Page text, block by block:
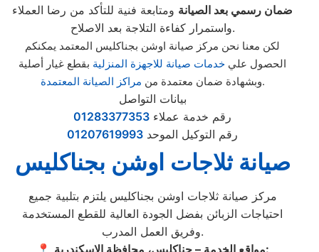
ضمان رسمي بعد الصيانة ومتابعة فنية للتأكد من رضا العملاء
واستمرار كفاءة التلاجة بعد الاصلاح.
لكن معنا نحن مركز صيانة اوشن بجناكليس المعتمد يمكنكم
الحصول علي خدمات صيانة للاجهزة المنزلية بقطع غيار أصلية
وبشهادة ضمان معتمدة من مراكز الصيانة المعتمدة .
بيانات التواصل
رقم خدمة عملاء 01283377353
رقم التوكيل الموحد 01207619993
صيانة ثلاجات اوشن بجناكليس
مركز صيانة ثلاجات اوشن بجناكليس يلتزم بتلبية جميع
احتياجات الزبائن بفضل الجودة العالية للقطع المستخدمة
وفريق العمل المدرب.
📍
مواقع الخدمة – جناكليس، محافظة الاسكندرية: